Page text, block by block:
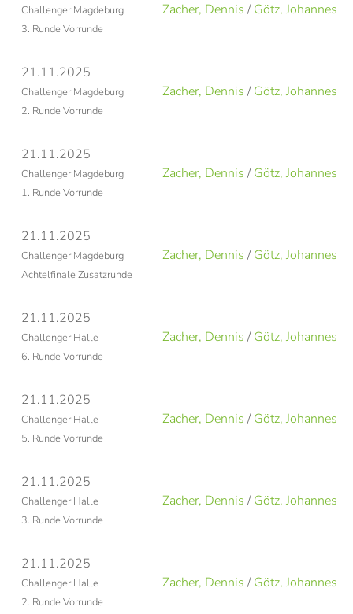
Challenger Magdeburg
3. Runde Vorrunde
Zacher, Dennis /Götz, Johannes
21.11.2025
Challenger Magdeburg
2. Runde Vorrunde
Zacher, Dennis /Götz, Johannes
21.11.2025
Challenger Magdeburg
1. Runde Vorrunde
Zacher, Dennis /Götz, Johannes
21.11.2025
Challenger Magdeburg
Achtelfinale Zusatzrunde
Zacher, Dennis /Götz, Johannes
21.11.2025
Challenger Halle
6. Runde Vorrunde
Zacher, Dennis /Götz, Johannes
21.11.2025
Challenger Halle
5. Runde Vorrunde
Zacher, Dennis /Götz, Johannes
21.11.2025
Challenger Halle
3. Runde Vorrunde
Zacher, Dennis /Götz, Johannes
21.11.2025
Challenger Halle
2. Runde Vorrunde
Zacher, Dennis /Götz, Johannes